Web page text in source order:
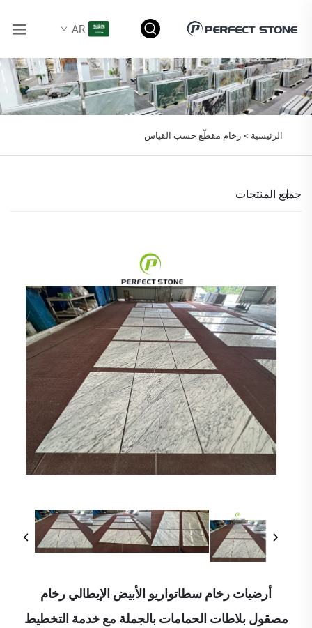
AR
الرئيسية > رخام مقطّع حسب القياس
جميع المنتجات
أرضيات رخام سطاتواريو الأبيض الإيطالي رخام
مصقول بلاطات الحمامات بالجملة مع خدمة التخطيط